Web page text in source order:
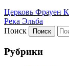
Церковь Фрауен
Река Эльба
Поиск
Рубрики